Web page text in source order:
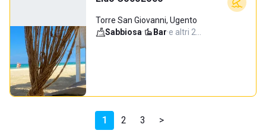
Torre San Giovanni, Ugento
Sabbiosa· Bar·e altri 2…
1 2 3 >